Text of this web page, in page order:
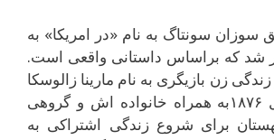
سوزان سونتاگ به نام «در امريکا» به
منتشر شد که براساس داستانى واقعى است.
زن بازيگرى به نام مارينا زالوسکا
است که در سال ۱۸۷۶به همراه خانواده اش و گروهى
براى شروع زندگى اشتراکى به